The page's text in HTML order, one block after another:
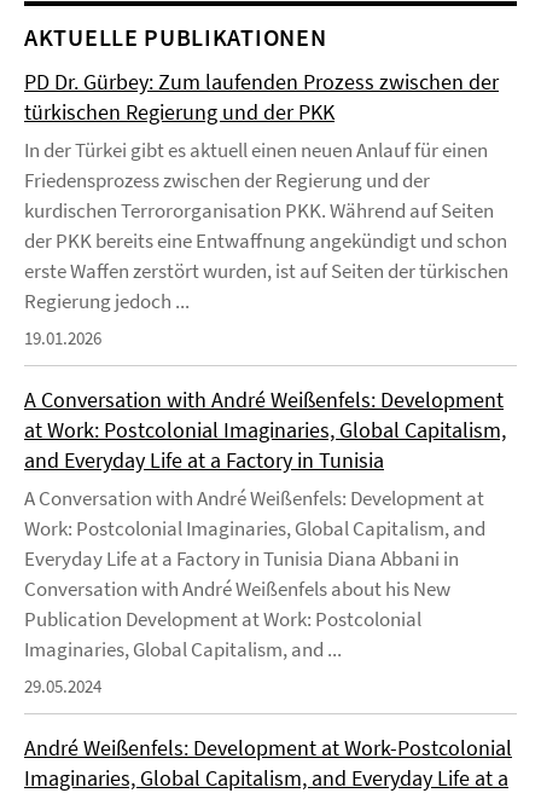
AKTUELLE PUBLIKATIONEN
PD Dr. Gürbey: Zum laufenden Prozess zwischen der
türkischen Regierung und der PKK
In der Türkei gibt es aktuell einen neuen Anlauf für einen
Friedensprozess zwischen der Regierung und der
kurdischen Terrororganisation PKK. Während auf Seiten
der PKK bereits eine Entwaffnung angekündigt und schon
erste Waffen zerstört wurden, ist auf Seiten der türkischen
Regierung jedoch ...
19.01.2026
A Conversation with André Weißenfels: Development
at Work: Postcolonial Imaginaries, Global Capitalism,
and Everyday Life at a Factory in Tunisia
A Conversation with André Weißenfels: Development at
Work: Postcolonial Imaginaries, Global Capitalism, and
Everyday Life at a Factory in Tunisia Diana Abbani in
Conversation with André Weißenfels about his New
Publication Development at Work: Postcolonial
Imaginaries, Global Capitalism, and ...
29.05.2024
André Weißenfels: Development at Work-Postcolonial
Imaginaries, Global Capitalism, and Everyday Life at a